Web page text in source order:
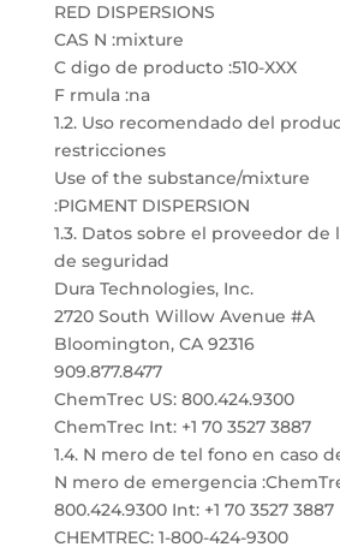
RED DISPERSIONS
CAS N :mixture
C digo de producto :510-XXX
F rmula :na
1.2. Uso recomendado del
restricciones
Use of the substance/mixture
:PIGMENT DISPERSION
1.3. Datos sobre el proveedor de
de seguridad
Dura Technologies, Inc.
2720 South Willow Avenue #A
Bloomington, CA 92316
909.877.8477
ChemTrec US: 800.424.9300
ChemTrec Int: +1 70 3527 3887
1.4. N mero de tel fono en caso
N mero de emergencia
800.424.9300 Int: +1 70 3527 3887
CHEMTREC: 1-800-424-9300